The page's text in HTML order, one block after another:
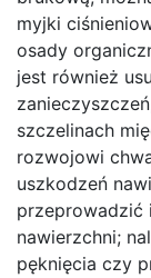
myjki
osady
jest również
szczelinach
rozwojowi
uszkodzeń
przeprowadzić
nawierzchni;
pęknięcia czy